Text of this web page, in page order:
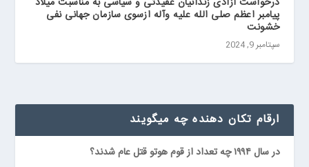
پیامبر اعظم صلی الله علیه وآله ازسوی سازمان جهانی نفی
خشونت
سپتامبر 9, 2024
ارقام تكان دهنده چه ميگويند
در سال ۱۹۹۴ چه تعداد از قوم هوتو قتل عام شدند؟